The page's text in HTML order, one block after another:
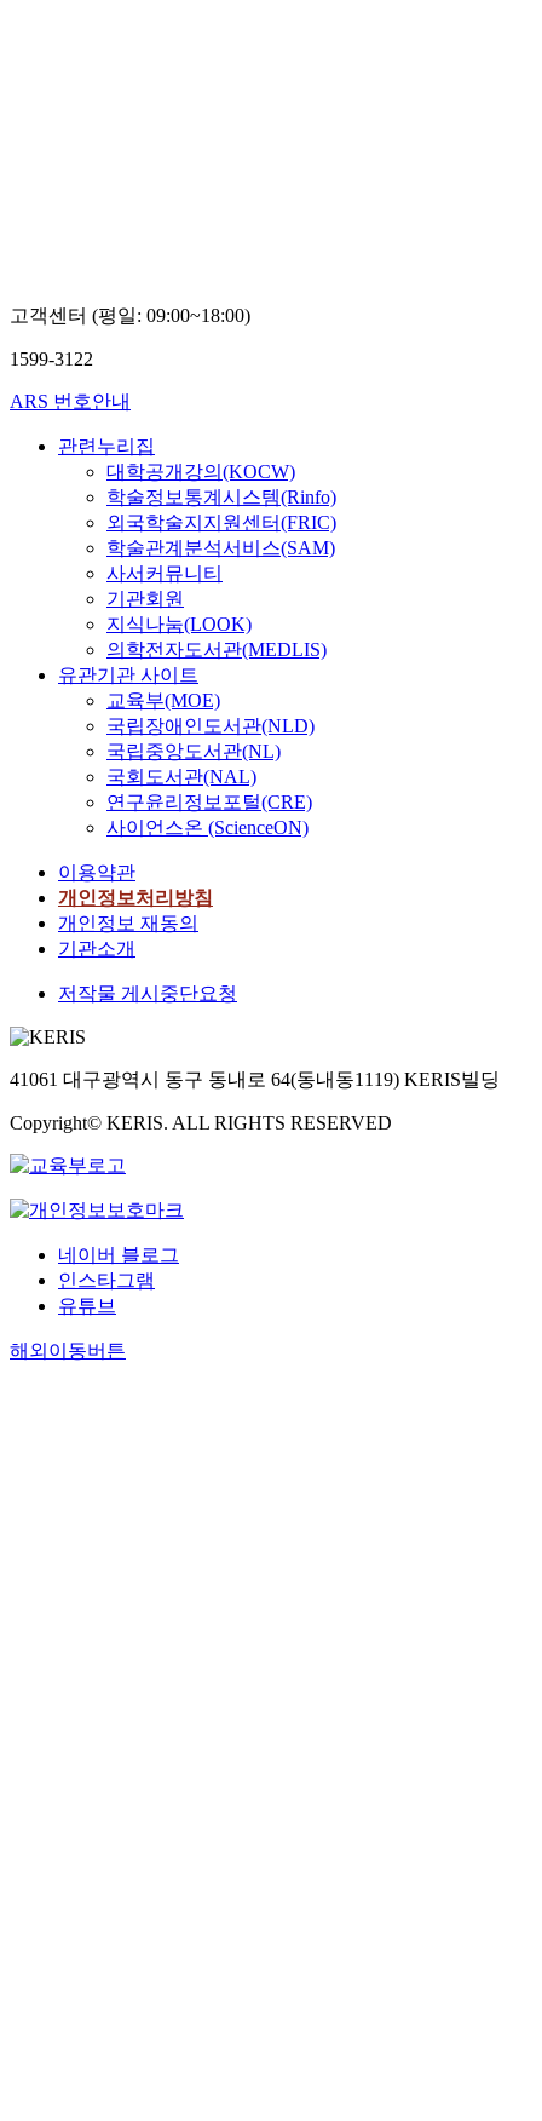
고객센터 (평일: 09:00~18:00)
1599-3122
ARS 번호안내
관련누리집
대학공개강의(KOCW)
학술정보통계시스템(Rinfo)
외국학술지지원센터(FRIC)
학술관계분석서비스(SAM)
사서커뮤니티
기관회원
지식나눔(LOOK)
의학전자도서관(MEDLIS)
유관기관 사이트
교육부(MOE)
국립장애인도서관(NLD)
국립중앙도서관(NL)
국회도서관(NAL)
연구윤리정보포털(CRE)
사이언스온 (ScienceON)
이용약관
개인정보처리방침
개인정보 재동의
기관소개
저작물 게시중단요청
41061 대구광역시 동구 동내로 64(동내동1119) KERIS빌딩
Copyright© KERIS. ALL RIGHTS RESERVED
네이버 블로그
인스타그램
유튜브
해외이동버튼